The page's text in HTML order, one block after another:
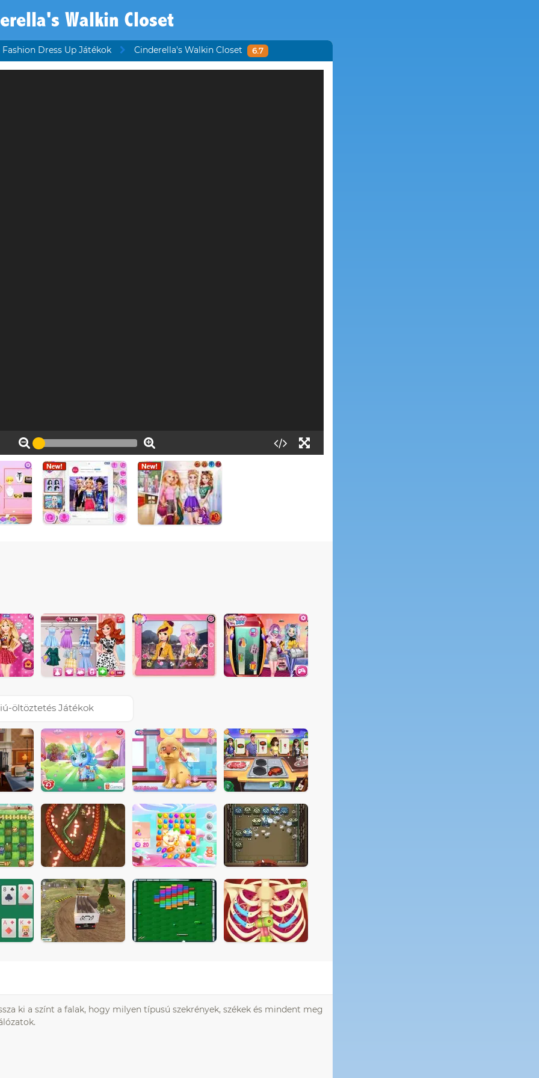
Walkin Closet
Fashion Dress Up Játékok Cinderella's Walkin Closet 6.7
öltöztetés Játékok
ki a színt a falak, hogy milyen típusú szekrények, székek és mindent meg